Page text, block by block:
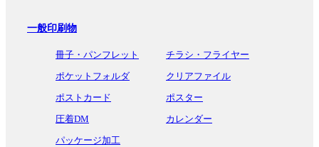
一般印刷物
冊子・パンフレット
チラシ・フライヤー
ポケットフォルダ
クリアファイル
ポストカード
ポスター
圧着DM
カレンダー
パッケージ加工